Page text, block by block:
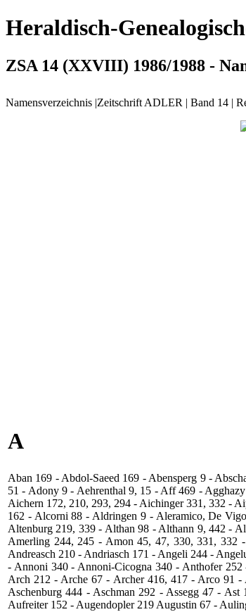
Heraldisch-
ZSA 14 (XXVIII) 1986/1988 -
Namensverzeichnis |Zeitschrift ADLER | Band 14 |
A
Aban 169 ‑ Abdol-Saeed 169 ‑ Abensperg 9 ‑
51 ‑ Adony 9 ‑ Aehrenthal 9, 15 - Aff 469 ‑
Aichern 172, 210, 293, 294 ‑ Aichinger 331, 332 ‑
162 - Alcorni 88 ‑ Aldringen 9 ‑ Aleramico, De
Altenburg 219, 339 ‑ Althan 98 - Althann 9, 442 ‑
Amerling 244, 245 ‑ Amon 45, 47, 330, 331, 332
Andreasch 210 ‑ Andriasch 171 - Angeli 244 ‑
- Annoni 340 ‑ Annoni‑Cicogna 340 ‑ Anthofer
Arch 212 ‑ Arche 67 ‑ Archer 416, 417 - Arco 91
Aschenburg 444 ‑ Aschman 292 ‑ Assegg 47 ‑
Aufreiter 152 ‑ Augendopler 219 Augustin 67 ‑